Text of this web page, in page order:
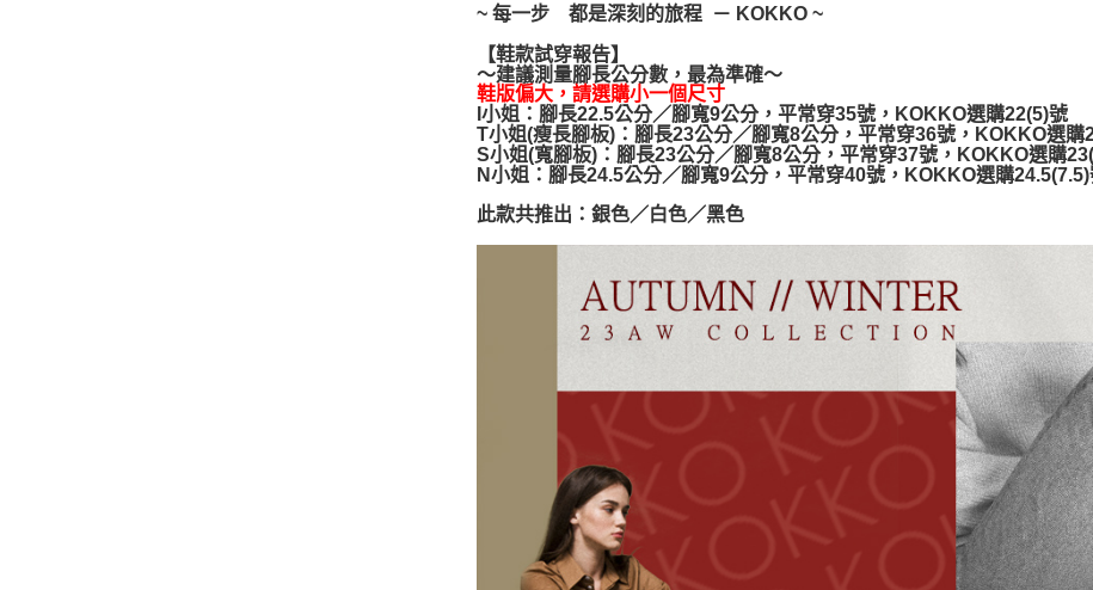
https://
３．未成年的
「AFTEE先享
任。
４．使用「
形，恩沛科
~ 每一步 都是深刻的旅程 － KOKKO ~
【鞋款試穿報告】
～建議測量腳長公分數，最為準確～
鞋版偏大，請選購小一個尺寸
I小姐：腳長22.5公分／腳寬9公分，平常穿35號，KOKKO選購22(5)號
T小姐(瘦長腳板)：腳長23公分／腳寬8公分，平常穿36號，KOKKO選購
S小姐(寬腳板)：腳長23公分／腳寬8公分，平常穿37號，KOKKO選購
N小姐：腳長24.5公分／腳寬9公分，平常穿40號，KOKKO選購24.5(7.5)
此款共推出：銀色／白色／黑色